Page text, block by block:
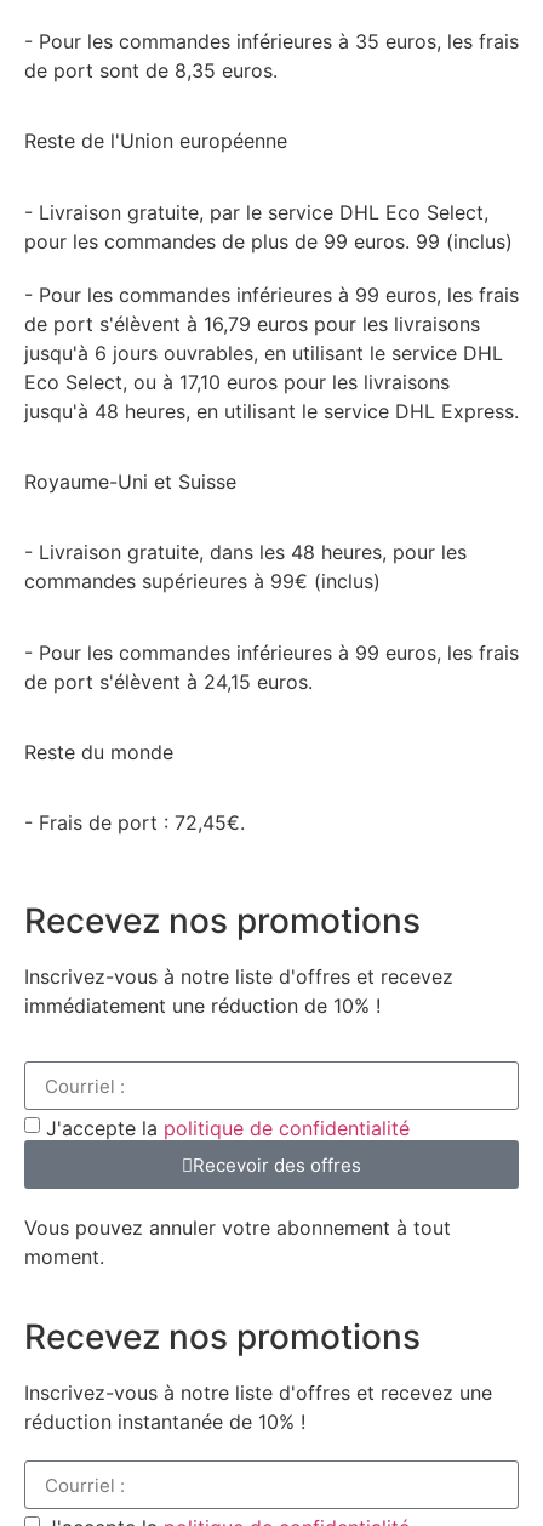
- Pour les commandes inférieures à 35 euros, les frais
de port sont de 8,35 euros.
Reste de l'Union européenne
- Livraison gratuite, par le service DHL Eco Select,
pour les commandes de plus de 99 euros. 99 (inclus)
- Pour les commandes inférieures à 99 euros, les frais
de port s'élèvent à 16,79 euros pour les livraisons
jusqu'à 6 jours ouvrables, en utilisant le service DHL
Eco Select, ou à 17,10 euros pour les livraisons
jusqu'à 48 heures, en utilisant le service DHL Express.
Royaume-Uni et Suisse
- Livraison gratuite, dans les 48 heures, pour les
commandes supérieures à 99€ (inclus)
- Pour les commandes inférieures à 99 euros, les frais
de port s'élèvent à 24,15 euros.
Reste du monde
- Frais de port : 72,45€.
Recevez nos promotions
Inscrivez-vous à notre liste d'offres et recevez
immédiatement une réduction de 10% !
J'accepte la politique de confidentialité
Recevoir des offres
Vous pouvez annuler votre abonnement à tout
moment.
Recevez nos promotions
Inscrivez-vous à notre liste d'offres et recevez une
réduction instantanée de 10% !